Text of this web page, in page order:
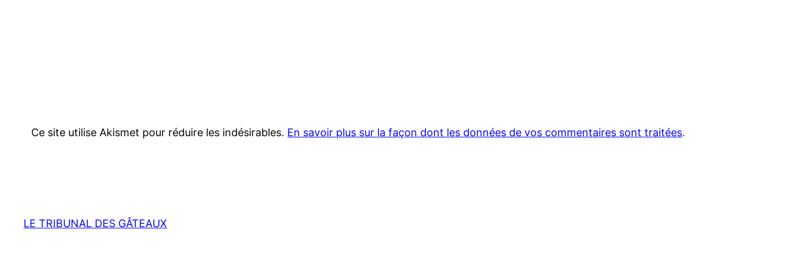
Ce site utilise Akismet pour réduire les indésirables. En savoir plus sur la façon dont les données de vos commentaires sont traitées.
LE TRIBUNAL DES GÂTEAUX